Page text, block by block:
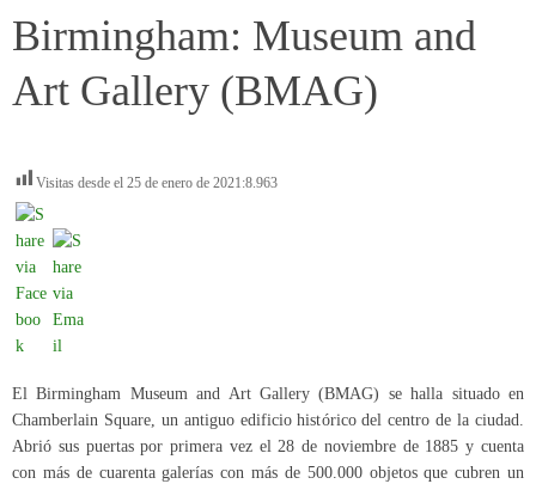
Birmingham: Museum and
Art Gallery (BMAG)
Visitas desde el 25 de enero de 2021:8.963
El Birmingham Museum and Art Gallery (BMAG) se halla situado en
Chamberlain Square, un antiguo edificio histórico del centro de la ciudad.
Abrió sus puertas por primera vez el 28 de noviembre de 1885 y cuenta
con más de cuarenta galerías con más de 500.000 objetos que cubren un